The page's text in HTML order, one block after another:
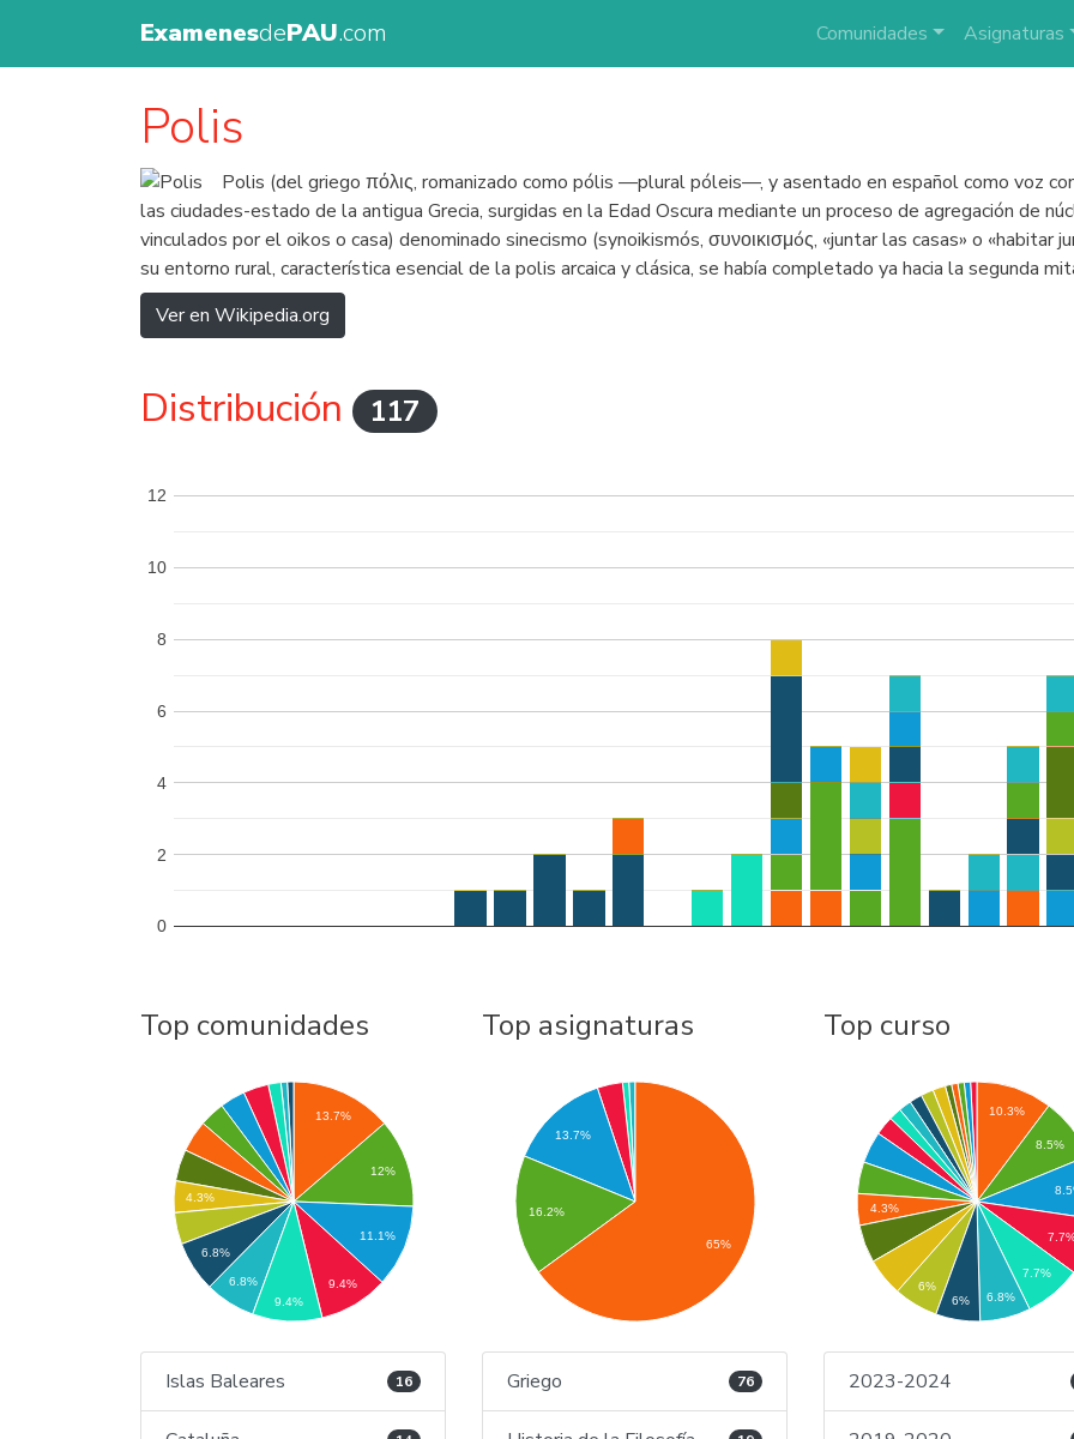
ExamenesdePAU.com Comunidades Asignaturas
Polis
Polis (del griego πόλις, romanizado como pólis —plural póleis—, y asentado en español como voz
las ciudades-estado de la antigua Grecia, surgidas en la Edad Oscura mediante un proceso de agregación de
vinculados por el oikos o casa) denominado sinecismo (synoikismós, συνοικισμóς, «juntar las casas» o «habitar
su entorno rural, característica esencial de la polis arcaica y clásica, se había completado ya hacia la segunda
Ver en Wikipedia.org
Distribución 117
0
2
4
6
8
10
12
Top comunidades
13.7%
12%
11.1%
9.4%
4.3%
6.8%
6.8%
9.4%
Islas Baleares 16
Top asignaturas
13.7%
16.2%
65%
Griego 76
Top curso
10.3%
8.5%
7.7%
6.8%
4.3%
6%
6%
2023-2024